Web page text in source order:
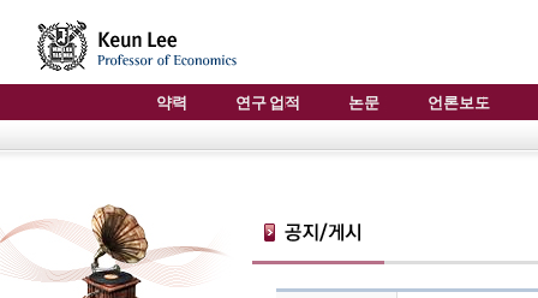
약력 연구 업적 논문 언론보도